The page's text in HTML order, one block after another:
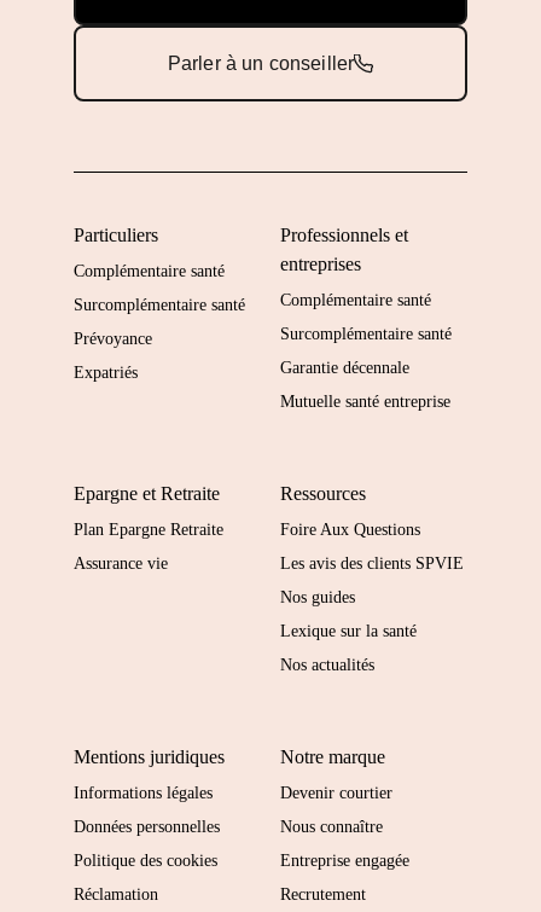
Parler à un conseiller
Particuliers
Complémentaire santé
Surcomplémentaire santé
Prévoyance
Expatriés
Professionnels et
entreprises
Complémentaire santé
Surcomplémentaire santé
Garantie décennale
Mutuelle santé entreprise
Epargne et Retraite
Plan Epargne Retraite
Assurance vie
Ressources
Foire Aux Questions
Les avis des clients SPVIE
Nos guides
Lexique sur la santé
Nos actualités
Mentions juridiques
Informations légales
Données personnelles
Politique des cookies
Réclamation
Notre marque
Devenir courtier
Nous connaître
Entreprise engagée
Recrutement